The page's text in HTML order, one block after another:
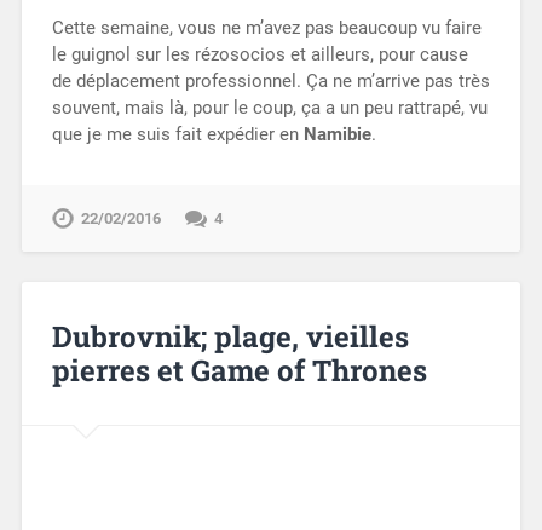
Cette semaine, vous ne m’avez pas beaucoup vu faire
le guignol sur les rézosocios et ailleurs, pour cause
de déplacement professionnel. Ça ne m’arrive pas très
souvent, mais là, pour le coup, ça a un peu rattrapé, vu
que je me suis fait expédier en Namibie.
22/02/2016 4
Dubrovnik; plage, vieilles
pierres et Game of Thrones